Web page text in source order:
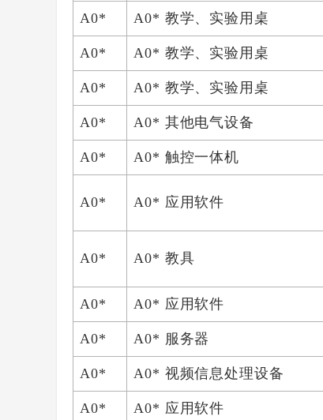
A0* A0* 教学、实验用桌
A0* A0* 教学、实验用桌
A0* A0* 教学、实验用桌
A0* A0* 其他电气设备
A0* A0* 触控一体机
A0* A0* 应用软件
A0* A0* 教具
A0* A0* 应用软件
A0* A0* 服务器
A0* A0* 视频信息处理设备
A0* A0* 应用软件